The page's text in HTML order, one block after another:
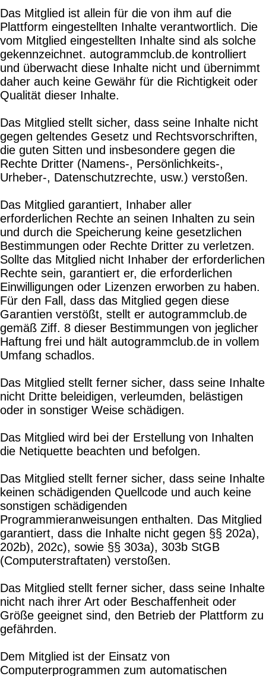
Das Mitglied ist allein für die von ihm auf die
Plattform eingestellten Inhalte verantwortlich. Die
vom Mitglied eingestellten Inhalte sind als solche
gekennzeichnet. autogrammclub.de kontrolliert
und überwacht diese Inhalte nicht und übernimmt
daher auch keine Gewähr für die Richtigkeit oder
Qualität dieser Inhalte.
Das Mitglied stellt sicher, dass seine Inhalte nicht
gegen geltendes Gesetz und Rechtsvorschriften,
die guten Sitten und insbesondere gegen die
Rechte Dritter (Namens-, Persönlichkeits-,
Urheber-, Datenschutzrechte, usw.) verstoßen.
Das Mitglied garantiert, Inhaber aller
erforderlichen Rechte an seinen Inhalten zu sein
und durch die Speicherung keine gesetzlichen
Bestimmungen oder Rechte Dritter zu verletzen.
Sollte das Mitglied nicht Inhaber der erforderlichen
Rechte sein, garantiert er, die erforderlichen
Einwilligungen oder Lizenzen erworben zu haben.
Für den Fall, dass das Mitglied gegen diese
Garantien verstößt, stellt er autogrammclub.de
gemäß Ziff. 8 dieser Bestimmungen von jeglicher
Haftung frei und hält autogrammclub.de in vollem
Umfang schadlos.
Das Mitglied stellt ferner sicher, dass seine Inhalte
nicht Dritte beleidigen, verleumden, belästigen
oder in sonstiger Weise schädigen.
Das Mitglied wird bei der Erstellung von Inhalten
die Netiquette beachten und befolgen.
Das Mitglied stellt ferner sicher, dass seine Inhalte
keinen schädigenden Quellcode und auch keine
sonstigen schädigenden
Programmieranweisungen enthalten. Das Mitglied
garantiert, dass die Inhalte nicht gegen §§ 202a),
202b), 202c), sowie §§ 303a), 303b StGB
(Computerstraftaten) verstoßen.
Das Mitglied stellt ferner sicher, dass seine Inhalte
nicht nach ihrer Art oder Beschaffenheit oder
Größe geeignet sind, den Betrieb der Plattform zu
gefährden.
Dem Mitglied ist der Einsatz von
Computerprogrammen zum automatischen